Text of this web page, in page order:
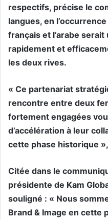
respectifs, précise le
langues, en l’occurrence
français et l’arabe
rapidement et
les deux rives.
« Ce partenariat
rencontre entre deux
fortement engagées
d’accélération à leur
cette phase historique
Citée dans le
présidente de Kam
souligné : « Nous
Brand & Image en cette